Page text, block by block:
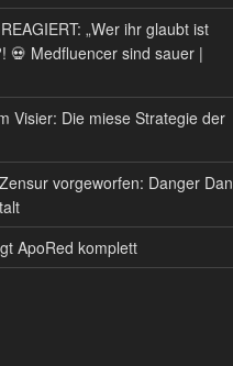
„Wer ihr glaubt ist
💀 Medfluencer sind sauer |
Visier: Die miese Strategie der
vorgeworfen: Danger Dan
ApoRed komplett